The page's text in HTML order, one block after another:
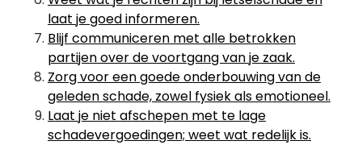
laat je goed informeren.
Blijf communiceren met alle betrokken
partijen over de voortgang van je zaak.
Zorg voor een goede onderbouwing van de
geleden schade, zowel fysiek als emotioneel.
Laat je niet afschepen met te lage
schadevergoedingen; weet wat redelijk is.